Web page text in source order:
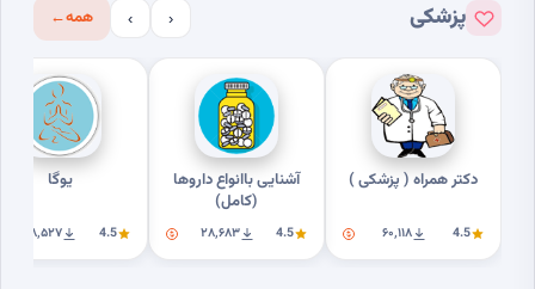
پزشکی ‹
› همه←
دکتر همراه ( پزشکی )
4.5 ۶۰٬۱۱۸
آشنایی باانواع داروها
(کامل)
4.5 ۲۸٬۶۸۳
یوگا
4.5 ۱۸٬۵۲۷